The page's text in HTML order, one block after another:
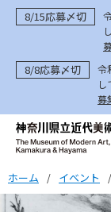
8/15応募〆切
8/8応募〆切
令
し
募
ホーム / イベント /